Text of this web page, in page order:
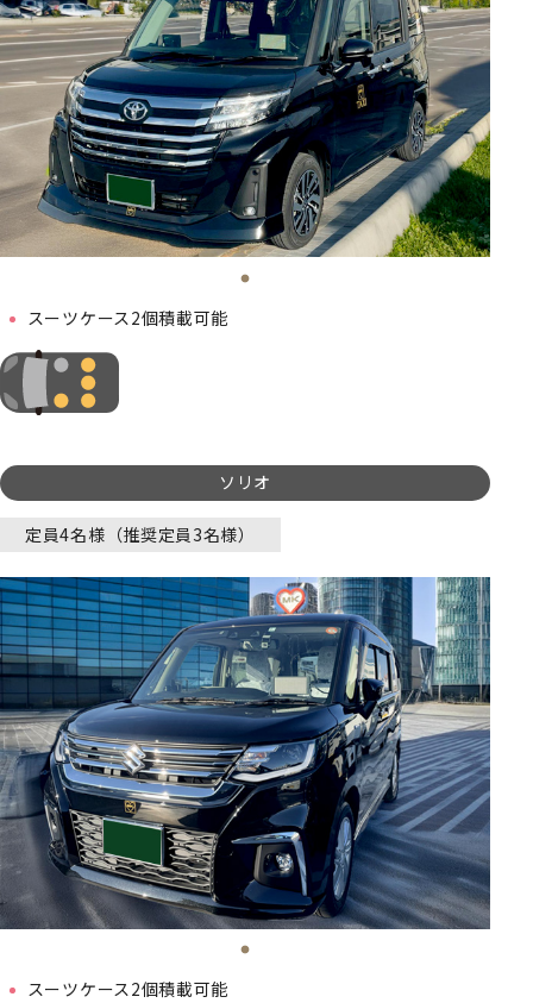
スーツケース2個積載可能
ソリオ
定員4名様（推奨定員3名様）
スーツケース2個積載可能